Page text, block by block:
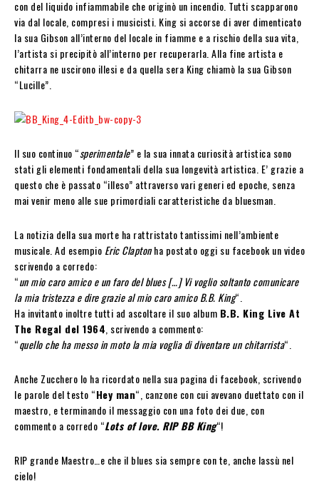
con del liquido infiammabile che originò un incendio. Tutti scapparono
via dal locale, compresi i musicisti. King si accorse di aver dimenticato
la sua Gibson all’interno del locale in fiamme e a rischio della sua vita,
l’artista si precipitò all’interno per recuperarla. Alla fine artista e
chitarra ne uscirono illesi e da quella sera King chiamò la sua Gibson
“Lucille”.
Il suo continuo “sperimentale” e la sua innata curiosità artistica sono
stati gli elementi fondamentali della sua longevità artistica. E’ grazie a
questo che è passato “illeso” attraverso vari generi ed epoche, senza
mai venir meno alle sue primordiali caratteristiche da bluesman.
La notizia della sua morte ha rattristato tantissimi nell’ambiente
musicale. Ad esempio Eric Claptonha postato oggi su facebook un video
scrivendo a corredo:
“un mio caro amico e un faro del blues […] Vi voglio soltanto comunicare
la mia tristezza e dire grazie al mio caro amico B.B. King“.
Ha invitanto inoltre tutti ad ascoltare il suo album B.B. King Live At
The Regal del 1964 , scrivendo a commento:
“quello che ha messo in moto la mia voglia di diventare un chitarrista“.
Anche Zucchero lo ha ricordato nella sua pagina di facebook, scrivendo
le parole del testo “Hey man“, canzone con cui avevano duettato con il
maestro, e terminando il messaggio con una foto dei due, con
commento a corredo “Lots of love. RIP BB King“!
RIP grande Maestro…e che il blues sia sempre con te, anche lassù nel
cielo!